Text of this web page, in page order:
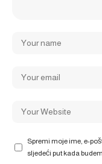
Spremi moje ime, e-
sljedeći put kada